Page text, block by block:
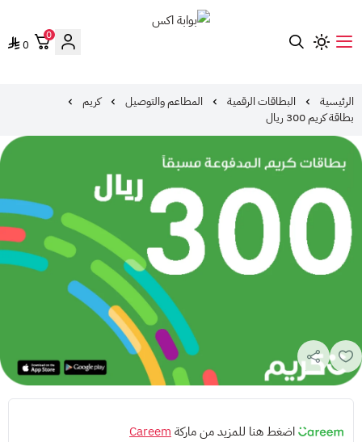
0
0
الرئيسية البطاقات الرقمية المطاعم والتوصيل
كريم
بطاقة كريم 300 ريال
اضغط هنا للمزيد من ماركة Careem